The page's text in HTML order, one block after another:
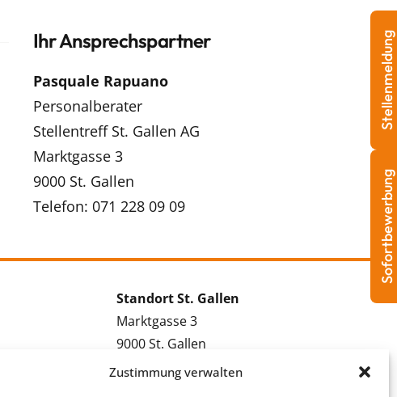
Zustimmung verwalten
Ihr Ansprechspartner
Pasquale Rapuano
Personalberater
Stellentreff St. Gallen AG
Marktgasse 3
9000 St. Gallen
Telefon: 071 228 09 09
Standort St. Gallen
Marktgasse 3
9000 St. Gallen
Tel.: 071 228 09 09
Sofortbewerbung
Stellenmeldung